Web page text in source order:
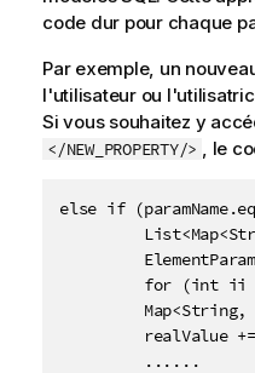
code dur pour chaque
Par exemple, un
l'utilisateur ou
Si vous souhaitez y
</NEW_PROPERTY/> , le
else if
for (int
Map<String,
realValue
         ......